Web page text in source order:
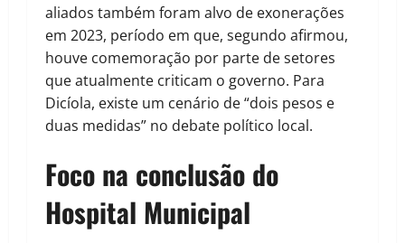
aliados também foram alvo de exonerações
em 2023, período em que, segundo afirmou,
houve comemoração por parte de setores
que atualmente criticam o governo. Para
Dicíola, existe um cenário de “dois pesos e
duas medidas” no debate político local.
Foco na conclusão do
Hospital Municipal